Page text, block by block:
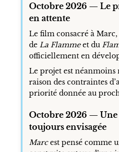
Octobre 2026 — Le
en attente
Le film consacré à
de La Flammeet du
officiellement en
Le projet est néanmoins
raison des contraintes
priorité donnée au
Octobre 2026 — Une
toujours envisagée
Marcest pensé comme